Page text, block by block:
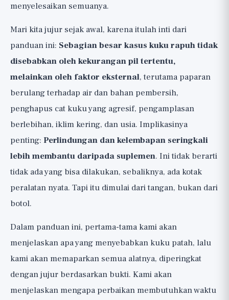
Nutrisi untuk Kuku Sehat (Terutama
Kapan Kuku Menandakan Masalah
Medis? (Ke Dokter)
Intinya dan Daftar Perawatan Praktis
menyelesaikan semuanya.
Mari kita jujur sejak awal, karena itulah inti dari
panduan ini: Sebagian besar kasus kuku rapuh tidak
disebabkan oleh kekurangan pil tertentu,
melainkan oleh faktor eksternal, terutama paparan
berulang terhadap air dan bahan pembersih,
penghapus cat kuku yang agresif, pengamplasan
berlebihan, iklim kering, dan usia. Implikasinya
penting: Perlindungan dan kelembapan seringkali
lebih membantu daripada suplemen. Ini tidak berarti
tidak ada yang bisa dilakukan, sebaliknya, ada kotak
peralatan nyata. Tapi itu dimulai dari tangan, bukan dari
botol.
Dalam panduan ini, pertama-tama kami akan
menjelaskan apa yang menyebabkan kuku patah, lalu
kami akan memaparkan semua alatnya, diperingkat
dengan jujur berdasarkan bukti. Kami akan
menjelaskan mengapa perbaikan membutuhkan waktu